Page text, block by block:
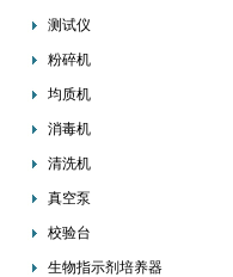
测试仪
粉碎机
均质机
消毒机
清洗机
真空泵
校验台
生物指示剂培养器